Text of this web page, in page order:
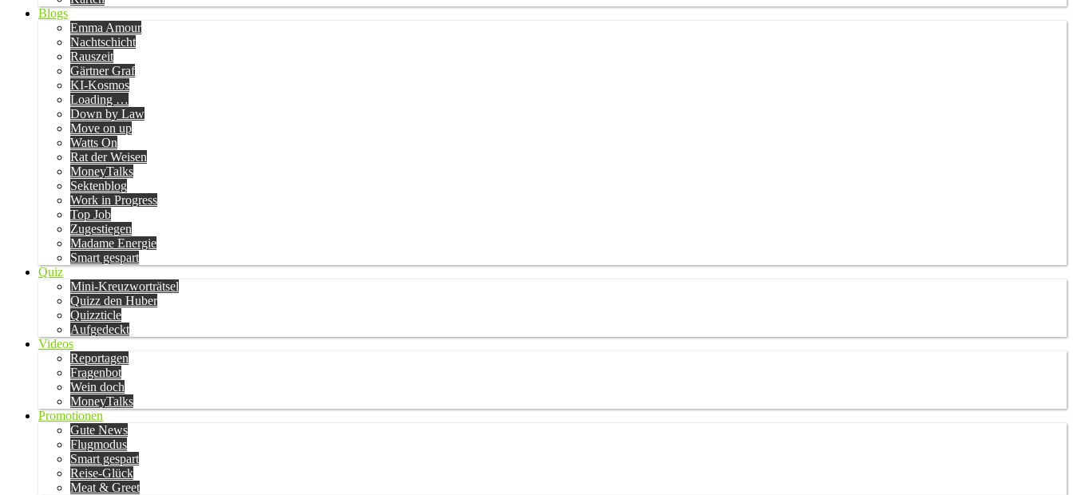
Blogs
Emma Amour
Nachtschicht
Rauszeit
Gärtner Graf
KI-Kosmos
Loading …
Down by Law
Move on up
Watts On
Rat der Weisen
MoneyTalks
Sektenblog
Work in Progress
Top Job
Zugestiegen
Madame Energie
Smart gespart
Quiz
Mini-Kreuzworträtsel
Quizz den Huber
Quizzticle
Aufgedeckt
Videos
Reportagen
Fragenbot
Wein doch
MoneyTalks
Promotionen
Gute News
Flugmodus
Smart gespart
Reise-Glück
Meat & Greet